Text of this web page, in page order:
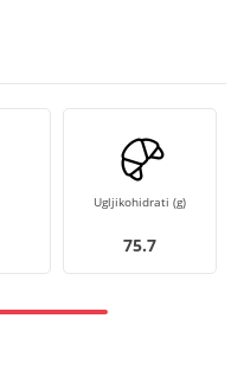
Ugljikohidrati (g)
75.7